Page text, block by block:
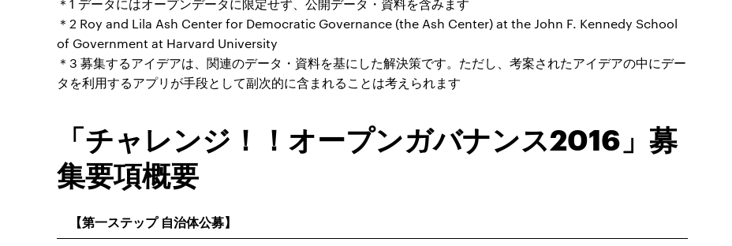
＊1 データにはオープンデータに限定せず、公開データ・資料を含みます
＊2 Roy and Lila Ash Center for Democratic Governance (the Ash Center) at the John F. Kennedy School
of Government at Harvard University
＊3 募集するアイデアは、関連のデータ・資料を基にした解決策です。ただし、考案されたアイデアの中にデー
タを利用するアプリが手段として副次的に含まれることは考えられます
「チャレンジ！！オープンガバナンス2016」募
集要項概要
【第一ステップ 自治体公募】